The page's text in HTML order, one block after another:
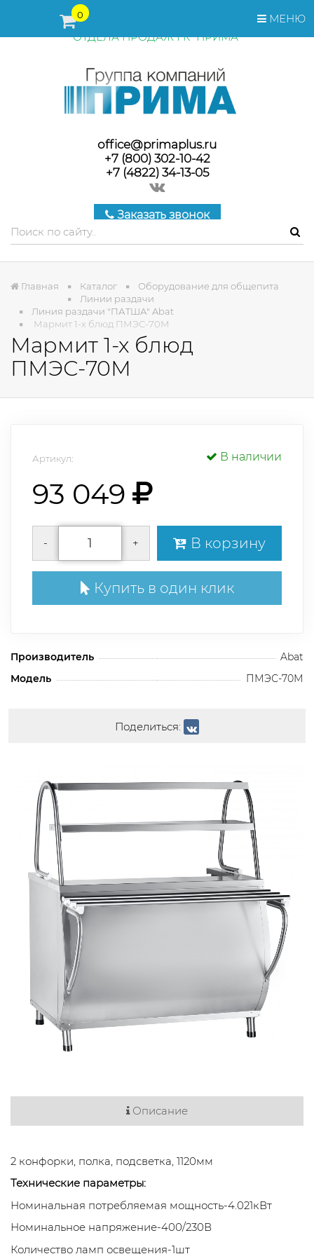
МЕНЮ
0
ПЕРЕД ОФОРМЛЕНИЕМ ЗАКАЗА, СТОИМОСТЬ И СРОКИ
ПОСТАВКИ ТОВАРА УТОЧНЯЙТЕ У МЕНЕДЖЕРОВ
ОТДЕЛА ПРОДАЖ ГК "ПРИМА"
office@primaplus.ru
+7 (800) 302-10-42
+7 (4822) 34-13-05
Заказать звонок
Главная Каталог
Оборудование для общепита
Линии раздачи
Линия раздачи "ПАТША" Abat
Мармит 1-х блюд ПМЭС-70М
Мармит 1-х блюд
ПМЭС-70М
Артикул: В наличии
93 049
- + В корзину
Купить в один клик
Производитель
Abat
Модель
ПМЭС-70М
Поделиться:
Описание
2 конфорки, полка, подсветка, 1120мм
Технические параметры:
Номинальная потребляемая мощность-4.021кВт
Номинальное напряжение-400/230В
Количество ламп освещения-1шт